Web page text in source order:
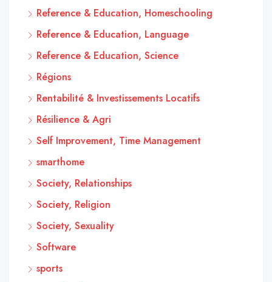
Reference & Education, Homeschooling
Reference & Education, Language
Reference & Education, Science
Régions
Rentabilité & Investissements Locatifs
Résilience & Agri
Self Improvement, Time Management
smarthome
Society, Relationships
Society, Religion
Society, Sexuality
Software
sports